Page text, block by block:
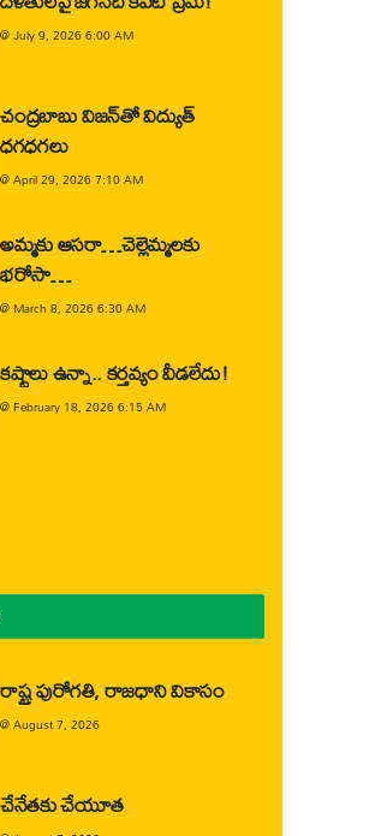
@July 9, 2026 6:00 AM
చంద్రబాబు విజన్‌తో విద్యుత్
ధగధగలు
@April 29, 2026 7:10 AM
అమ్మకు ఆసరా…చెల్లెమ్మలకు
భరోసా…
@ March 8, 2026 6:30 AM
కష్టాలు ఉన్నా.. కర్తవ్యం వీడలేదు!
@February 18, 2026 6:15 AM
రాష్ట్ర పురోగతి, రాజధాని వికాసం
@August 7, 2026
చేనేతకు చేయూత